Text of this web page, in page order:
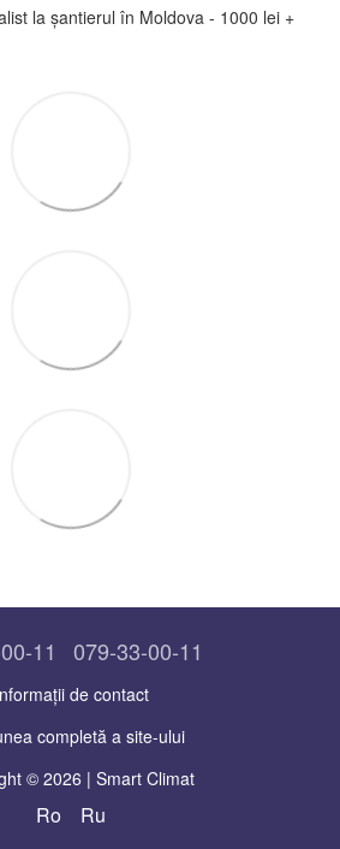
la șantierul în Moldova - 1000 lei +
11 079-33-00-11
de contact
completă a site-ului
© 2026 | Smart Climat
Ro Ru